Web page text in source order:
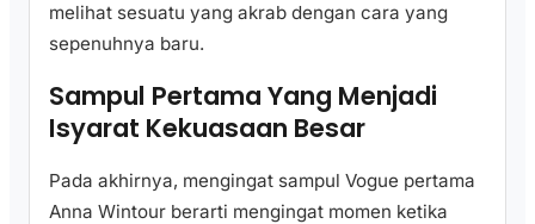
melihat sesuatu yang akrab dengan cara yang
sepenuhnya baru.
Sampul Pertama Yang Menjadi
Isyarat Kekuasaan Besar
Pada akhirnya, mengingat sampul Vogue pertama
Anna Wintour berarti mengingat momen ketika